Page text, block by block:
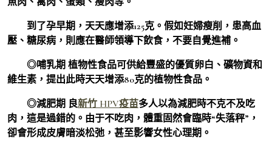
到了孕早期，天天應增添125克。假如妊婦瘦削，患高血
壓、糖尿病，則應在醫師領導下飲食，不要自覺進補。
◎哺乳期 植物性食品可供給豐盛的優質卵白、礦物資和
維生素，提出此時天天增添80克的植物性食品。
◎減肥期 良新竹 HPV疫苗多人以為減肥時不克不及吃
肉，這是過錯的。由于不吃肉，體重固然會臨時“失落秤”，
卻會形成皮膚暗淡松弛，甚至影響女性心理期。